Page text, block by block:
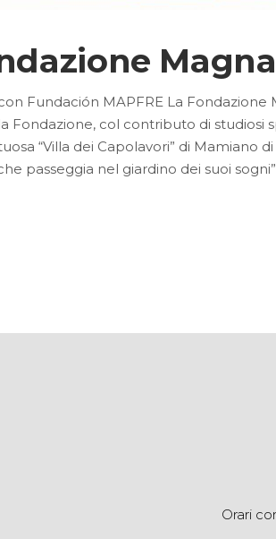
Fundación MAPFRE La Fondazione
col contributo di studiosi
“Villa dei Capolavori” di Mamiano
passeggia nel giardino dei suoi
Orari